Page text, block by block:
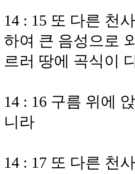
14 : 15 또 다른 천
하여 큰 음성으로
르러 땅에 곡식이
14 : 16 구름 위에
니라
14 : 17 또 다른 천